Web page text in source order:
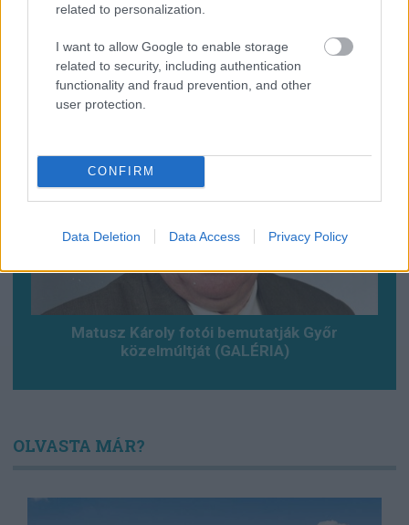
related to personalization.
I want to allow Google to enable storage
related to security, including authentication
functionality and fraud prevention, and other
user protection.
CONFIRM
Data Deletion Data Access Privacy Policy
Baleset az alagútban, szerencsére csak
gyakorlat volt (VDEÓ, GALÉRIA)
Matusz Károly fotói bemutatják Győr
közelmúltját (GALÉRIA)
OLVASTA MÁR?